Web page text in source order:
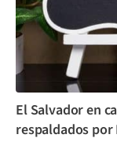
El Salvador en
respaldados